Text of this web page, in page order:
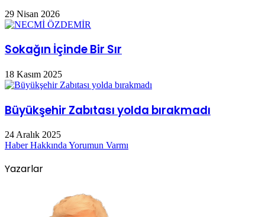
29 Nisan 2026
Sokağın İçinde Bir Sır
18 Kasım 2025
Büyükşehir Zabıtası yolda bırakmadı
24 Aralık 2025
Haber Hakkında Yorumun Varmı
Yazarlar